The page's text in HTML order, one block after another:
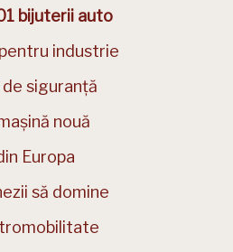
bijuterii auto
industrie
siguranță
nouă
Europa
să domine